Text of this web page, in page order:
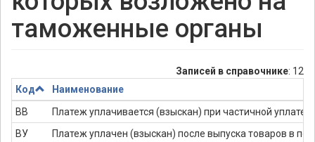
таможенные органы
Записей в справочнике: 12
Код
Наименование
ВВ
Платеж уплачивается (взыскан) при частичной
ВУ
Платеж уплачен (взыскан) после выпуска товаров в